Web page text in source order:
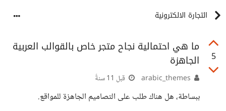
التجارة الالكترونية
5
ما هي احتمالية نجاح متجر خاص بالقوالب العربية
الجاهزة
قبل 11 سنةً
ببساطة، هل هناك طلب على التصاميم الجاهزة للمواقع.